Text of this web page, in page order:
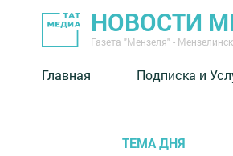
НОВОСТИ
Газета "Мензеля" -
Главная Подписка и
ТЕМА ДНЯ